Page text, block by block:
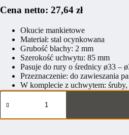
Cena netto: 27,64 zł
Okucie mankietowe
Materiał: stal ocynkowana
Grubość blachy: 2 mm
Szerokość uchwytu: 85 mm
Pasuje do rury o średnicy ø33 –
Przeznaczenie: do zawieszania
W komplecie z uchwytem:
ilość
Okucie
ze